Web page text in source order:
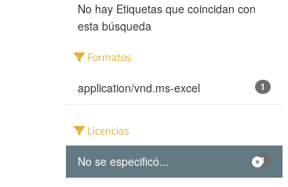
No hay Etiquetas que coincidan con
esta búsqueda
Formatos
application/vnd.ms-excel 1
Licencias
No se especificó... 1